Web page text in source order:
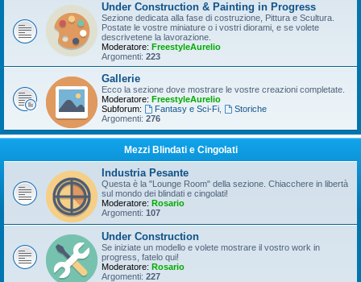
Under Construction & Painting in Progress
Sezione dedicata alla fase di costruzione, Pittura e Scultura.
Postate le vostre miniature o i vostri diorami, e se volete
descrivetene la lavorazione.
Moderatore: FreestyleAurelio
Argomenti: 223
Gallerie
Ecco la sezione dove mostrare le vostre creazioni completate.
Moderatore: FreestyleAurelio
Subforum:
Fantasy e Sci-Fi,
Storiche
Argomenti: 276
Mezzi Blindati e Cingolati
Industria Pesante
Questa è la "Lounge Room" della sezione. Chiacchere in libertà
sul mondo dei blindati e cingolati!
Moderatore: Rosario
Argomenti: 107
Under Construction
Se iniziate un modello e volete mostrare il vostro work in
progress, fatelo qui!
Moderatore: Rosario
Argomenti: 227